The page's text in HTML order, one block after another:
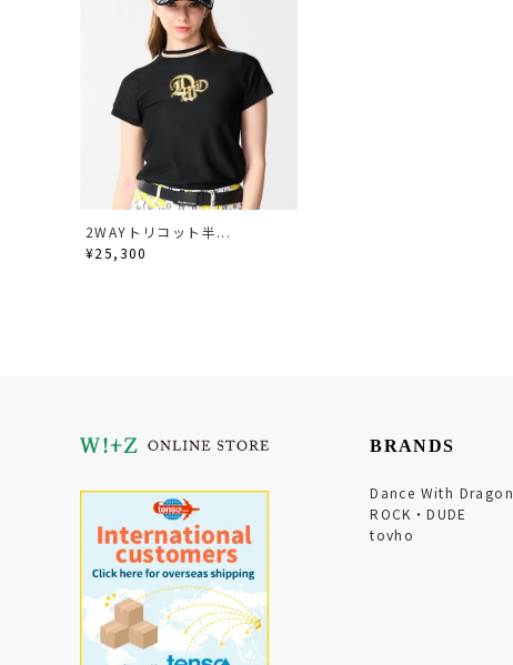
2WAYトリコット半...
¥25,300
BRANDS
Dance With Dragon
ROCK・DUDE
tovho